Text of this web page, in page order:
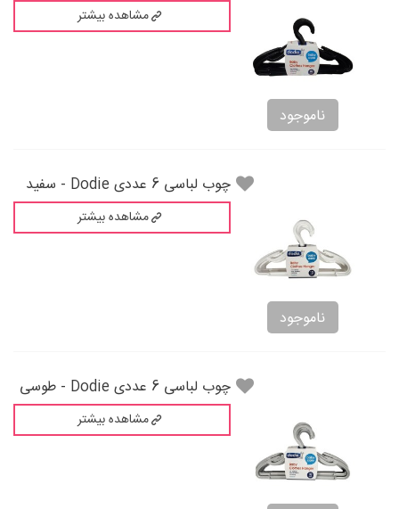
ناموجود
مشاهده بیشتر
ناموجود
چوب لباسی 6 عددی Dodie - سفید
مشاهده بیشتر
چوب لباسی 6 عددی Dodie - طوسی
مشاهده بیشتر